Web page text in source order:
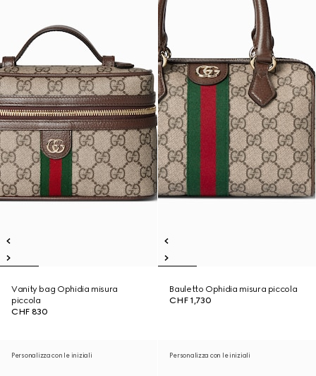
Vanity bag Ophidia misura
piccola
CHF 830
Bauletto Ophidia misura piccola
CHF 1,730
Personalizza con le iniziali Personalizza con le iniziali